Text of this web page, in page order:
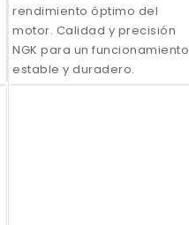
rendimiento óptimo del
motor. Calidad y precisión
NGK para un funcionamiento
estable y duradero.